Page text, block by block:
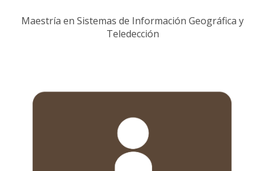
Maestría en Sistemas de Información Geográfica y
Teledección